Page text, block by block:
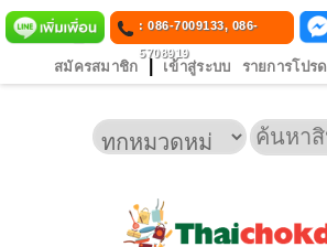
: 086-7009133, 086-
5708919
สมัครสมาชิก เข้าสู่ระบบ รายการโปรด